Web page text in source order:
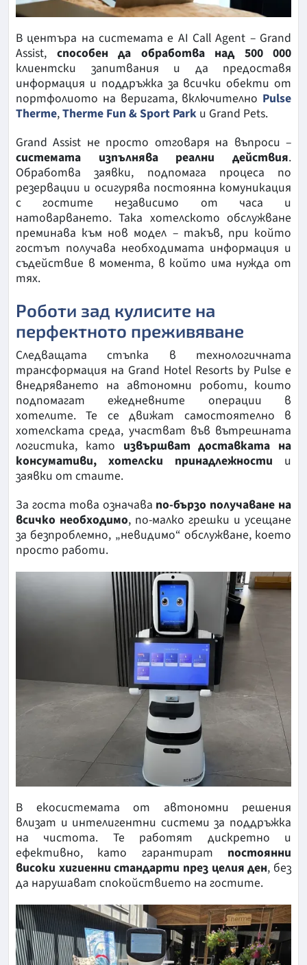
В центъра на системата е AI Call Agent – Grand
Assist, способен да обработва над 500 000
клиентски запитвания и да предоставя
информация и поддръжка за всички обекти от
портфолиото на веригата, включително Pulse
Therme,Therme Fun & Sport Park и Grand Pets.
Grand Assist не просто отговаря на въпроси –
системата изпълнява реални действия.
Обработва заявки, подпомага процеса по
резервации и осигурява постоянна комуникация
с гостите независимо от часа и
натоварването. Така хотелското обслужване
преминава към нов модел – такъв, при който
гостът получава необходимата информация и
съдействие в момента, в който има нужда от
тях.
Роботи зад кулисите на
перфектното преживяване
Следващата стъпка в технологичната
трансформация на Grand Hotel Resorts by Pulse е
внедряването на автономни роботи, които
подпомагат ежедневните операции в
хотелите. Те се движат самостоятелно в
хотелската среда, участват във вътрешната
логистика, като извършват доставката на
консумативи, хотелски принадлежности и
заявки от стаите.
За госта това означава по-бързо получаване на
всичко необходимо, по-малко грешки и усещане
за безпроблемно, „невидимо“ обслужване, което
просто работи.
В екосистемата от автономни решения
влизат и интелигентни системи за поддръжка
на чистота. Те работят дискретно и
ефективно, като гарантират постоянни
високи хигиенни стандарти през целия ден, без
да нарушават спокойствието на гостите.